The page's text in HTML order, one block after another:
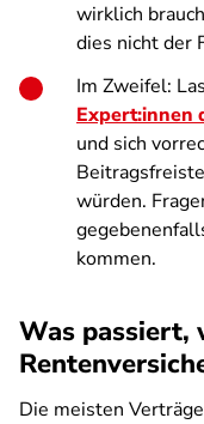
wirklich
dies nicht der
Im Zweifel:
Expert:innen
und sich
würden.
kommen.
Was passiert,
Die meisten